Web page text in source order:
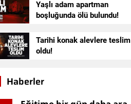
Yaşlı adam apartman
boşluğunda ölü bulundu!
Tarihi konak alevlere teslim
oldu!
Haberler